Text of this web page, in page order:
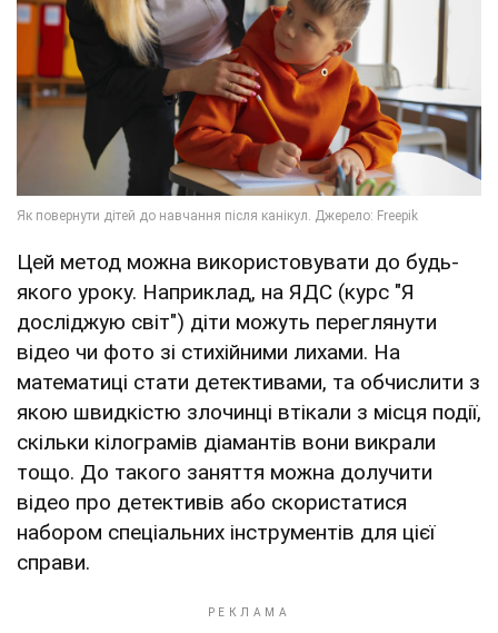
Цей метод можна використовувати до будь-
якого уроку. Наприклад, на ЯДС (курс "Я
досліджую світ") діти можуть переглянути
відео чи фото зі стихійними лихами. На
математиці стати детективами, та обчислити з
якою швидкістю злочинці втікали з місця події,
скільки кілограмів діамантів вони викрали
тощо. До такого заняття можна долучити
відео про детективів або скористатися
набором спеціальних інструментів для цієї
справи.